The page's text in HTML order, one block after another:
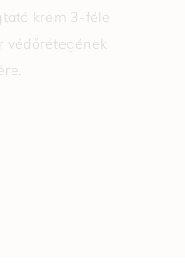
krém 3-féle
védőrétegének